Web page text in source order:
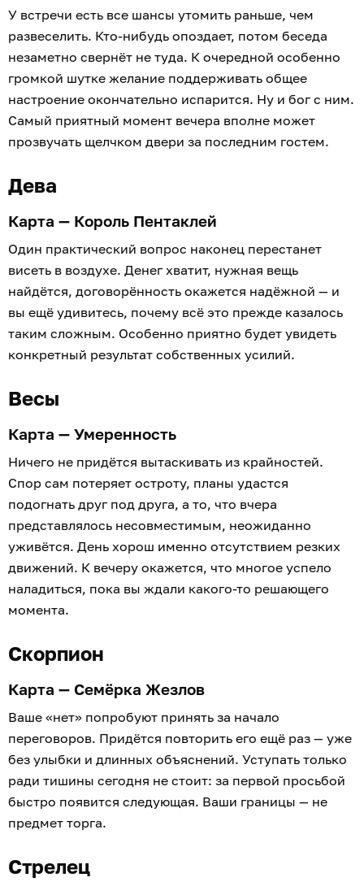
У встречи есть все шансы утомить раньше, чем
развеселить. Кто-нибудь опоздает, потом беседа
незаметно свернёт не туда. К очередной особенно
громкой шутке желание поддерживать общее
настроение окончательно испарится. Ну и бог с ним.
Самый приятный момент вечера вполне может
прозвучать щелчком двери за последним гостем.
Дева
Карта — Король Пентаклей
Один практический вопрос наконец перестанет
висеть в воздухе. Денег хватит, нужная вещь
найдётся, договорённость окажется надёжной — и
вы ещё удивитесь, почему всё это прежде казалось
таким сложным. Особенно приятно будет увидеть
конкретный результат собственных усилий.
Весы
Карта — Умеренность
Ничего не придётся вытаскивать из крайностей.
Спор сам потеряет остроту, планы удастся
подогнать друг под друга, а то, что вчера
представлялось несовместимым, неожиданно
уживётся. День хорош именно отсутствием резких
движений. К вечеру окажется, что многое успело
наладиться, пока вы ждали какого-то решающего
момента.
Скорпион
Карта — Семёрка Жезлов
Ваше «нет» попробуют принять за начало
переговоров. Придётся повторить его ещё раз — уже
без улыбки и длинных объяснений. Уступать только
ради тишины сегодня не стоит: за первой просьбой
быстро появится следующая. Ваши границы — не
предмет торга.
Стрелец